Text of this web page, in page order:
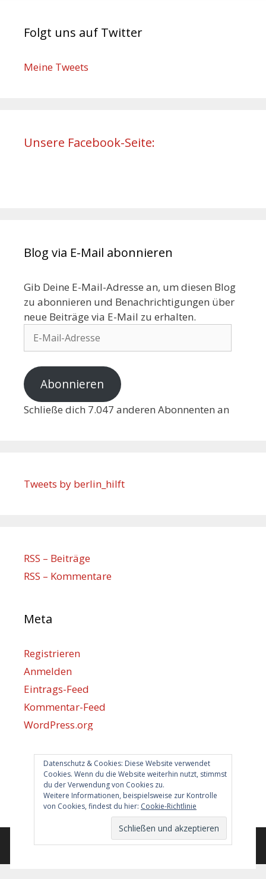
Folgt uns auf Twitter
Meine Tweets
Unsere Facebook-Seite:
Blog via E-Mail abonnieren
Gib Deine E-Mail-Adresse an, um diesen Blog
zu abonnieren und Benachrichtigungen über
neue Beiträge via E-Mail zu erhalten.
Abonnieren
Schließe dich 7.047 anderen Abonnenten an
Datenschutz & Cookies: Diese Website verwendet
Cookies. Wenn du die Website weiterhin nutzt, stimmst
du der Verwendung von Cookies zu.
Weitere Informationen, beispielsweise zur Kontrolle
von Cookies, findest du hier: Cookie-Richtlinie
Tweets by berlin_hilft
RSS – Beiträge
RSS – Kommentare
Meta
Registrieren
Anmelden
Eintrags-Feed
Kommentar-Feed
WordPress.org
Berlin hilft
info@berlin-hilft.com
© 2026 Berlin hilft!• Erstellt mitGeneratePress